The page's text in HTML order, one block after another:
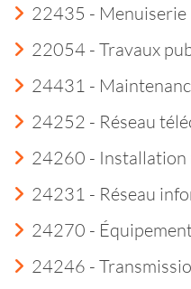
22435 - Menuiserie
22054 - Travaux
24431 -
24252 - Réseau
24260 - Installation
24231 - Réseau
24270 -
24246 -